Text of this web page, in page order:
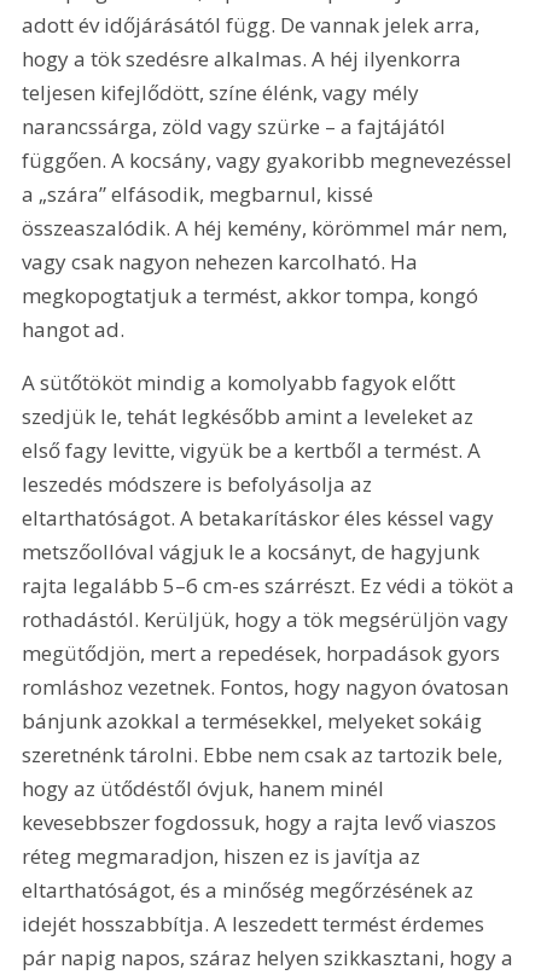
adott év időjárásától függ. De vannak jelek arra,
hogy a tök szedésre alkalmas. A héj ilyenkorra
teljesen kifejlődött, színe élénk, vagy mély
narancssárga, zöld vagy szürke – a fajtájától
függően. A kocsány, vagy gyakoribb megnevezéssel
a „szára” elfásodik, megbarnul, kissé
összeaszalódik. A héj kemény, körömmel már nem,
vagy csak nagyon nehezen karcolható. Ha
megkopogtatjuk a termést, akkor tompa, kongó
hangot ad.
A sütőtököt mindig a komolyabb fagyok előtt
szedjük le, tehát legkésőbb amint a leveleket az
első fagy levitte, vigyük be a kertből a termést. A
leszedés módszere is befolyásolja az
eltarthatóságot. A betakarításkor éles késsel vagy
metszőollóval vágjuk le a kocsányt, de hagyjunk
rajta legalább 5–6 cm-es szárrészt. Ez védi a tököt a
rothadástól. Kerüljük, hogy a tök megsérüljön vagy
megütődjön, mert a repedések, horpadások gyors
romláshoz vezetnek. Fontos, hogy nagyon óvatosan
bánjunk azokkal a termésekkel, melyeket sokáig
szeretnénk tárolni. Ebbe nem csak az tartozik bele,
hogy az ütődéstől óvjuk, hanem minél
kevesebbszer fogdossuk, hogy a rajta levő viaszos
réteg megmaradjon, hiszen ez is javítja az
eltarthatóságot, és a minőség megőrzésének az
idejét hosszabbítja. A leszedett termést érdemes
pár napig napos, száraz helyen szikkasztani, hogy a